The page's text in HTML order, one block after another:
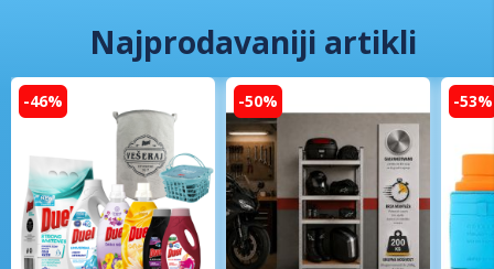
Najprodavaniji artikli
-46% -50% -53%